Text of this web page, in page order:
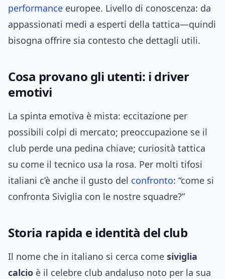
performance europee. Livello di conoscenza: da
appassionati medi a esperti della tattica—quindi
bisogna offrire sia contesto che dettagli utili.
Cosa provano gli utenti: i driver
emotivi
La spinta emotiva è mista: eccitazione per
possibili colpi di mercato; preoccupazione se il
club perde una pedina chiave; curiosità tattica
su come il tecnico usa la rosa. Per molti tifosi
italiani c’è anche il gusto del confronto: “come si
confronta Siviglia con le nostre squadre?”
Storia rapida e identità del club
Il nome che in italiano si cerca come siviglia
calcio è il celebre club andaluso noto per la sua